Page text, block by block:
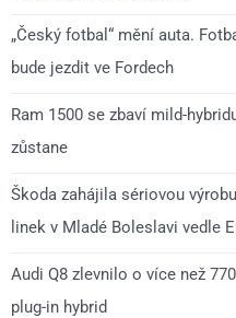
„Český fotbal“ mění auta.
bude jezdit ve Fordech
Ram 1500 se zbaví mild-
zůstane
Škoda zahájila sériovou
linek v Mladé Boleslavi vedle
Audi Q8 zlevnilo o více než
plug-in hybrid